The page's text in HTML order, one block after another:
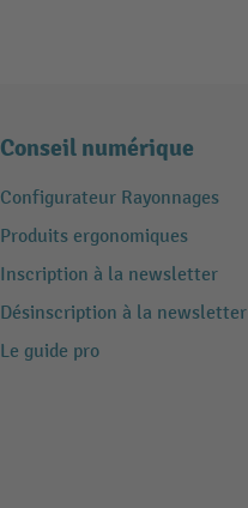
Conseil numérique
Configurateur Rayonnages
Produits ergonomiques
Inscription à la newsletter
Désinscription à la newsletter
Le guide pro